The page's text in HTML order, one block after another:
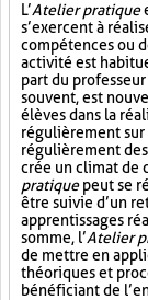
L’Atelier pratique
s’exercent à
compétences ou
activité est
part du
souvent, est
élèves dans la
régulièrement sur
régulièrement
crée un climat de
pratiquepeut se
être suivie d’un
apprentissages
somme, l’Atelier
de mettre en
théoriques et
bénéficiant de